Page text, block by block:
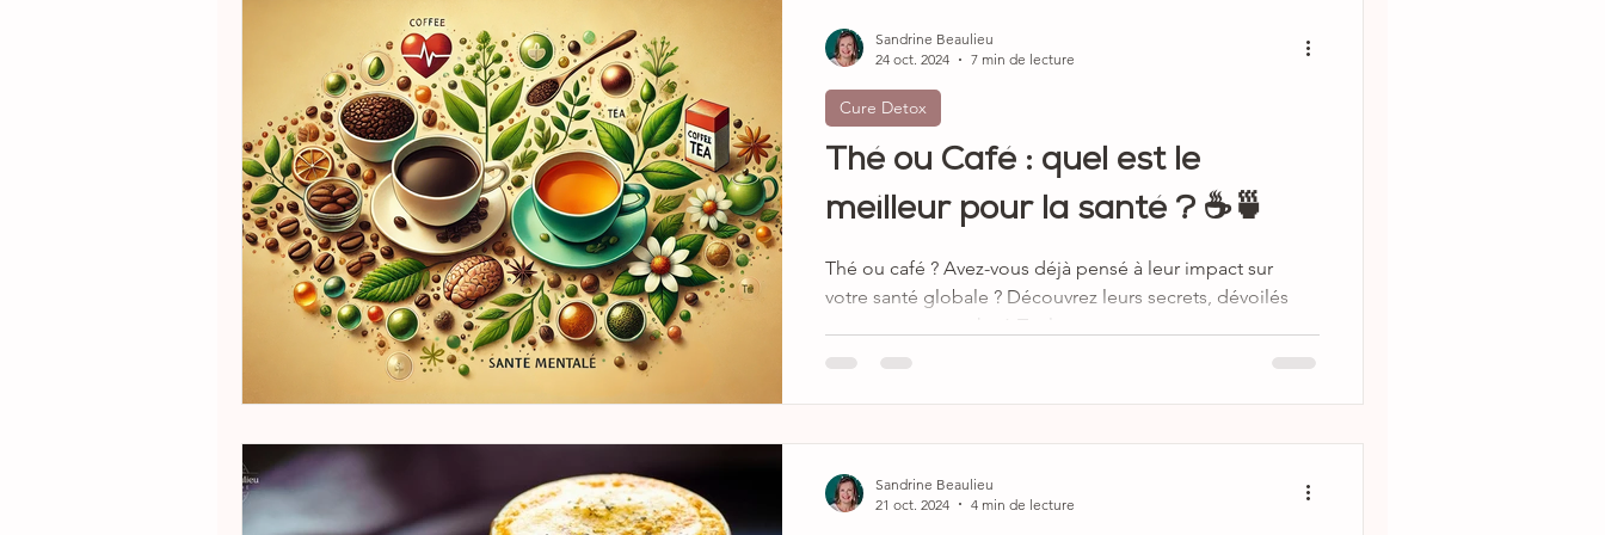
Thé ou Café : quel est le
meilleur pour la santé ? ☕️🍵
Thé ou café ? Avez-vous déjà pensé à leur impact sur
votre santé globale ? Découvrez leurs secrets, dévoilés
par une naturopathe à Toulouse
Cure Detox
Sandrine Beaulieu
24 oct. 2024
7 min de lecture
Sandrine Beaulieu
21 oct. 2024
4 min de lecture